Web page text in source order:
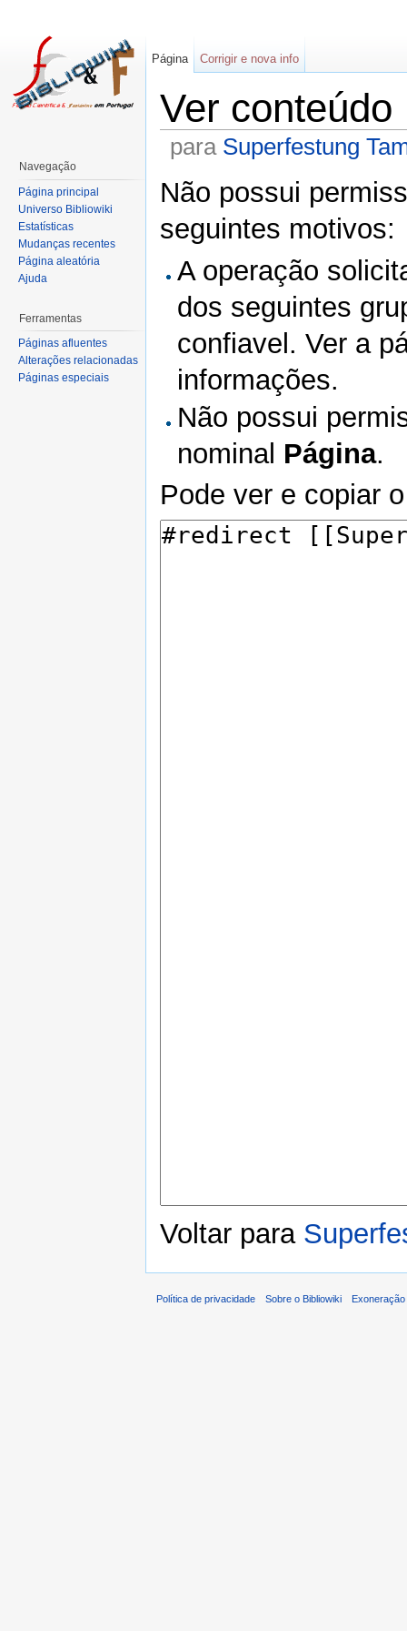
Ver conteúdo
para Superfestung
Não possui
seguintes motivos:
A operação
dos seguintes
confiavel. Ver a
informações.
Não possui
nominal Página.
Pode ver e copiar
Voltar para
Página Corrigir e nova info
Navegação
Página principal
Universo Bibliowiki
Estatísticas
Mudanças recentes
Página aleatória
Ajuda
Ferramentas
Páginas afluentes
Alterações relacionadas
Páginas especiais
Política de privacidade Sobre o Bibliowiki